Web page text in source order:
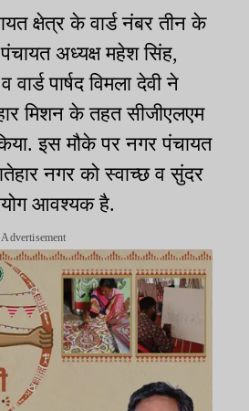
क्षेत्र के वार्ड नंबर तीन के
अध्यक्ष महेश सिंह,
पार्षद विमला देवी ने
मिशन के तहत सीजीएलएम
इस मौके पर नगर पंचायत
नगर को स्वाच्छ व सुंदर
आवश्यक है.
Advertisement